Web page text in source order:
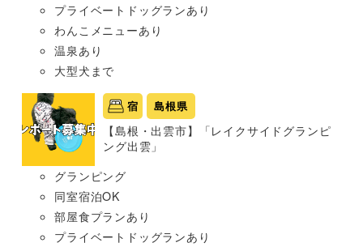
プライベートドッグランあり
わんこメニューあり
温泉あり
大型犬まで
宿 島根県
【島根・出雲市】「レイクサイドグランピ
ング出雲」
グランピング
同室宿泊OK
部屋食プランあり
プライベートドッグランあり